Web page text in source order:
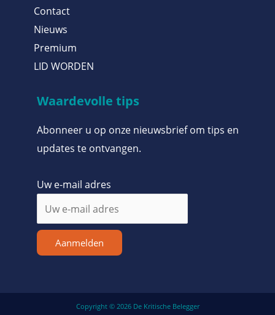
Contact
Nieuws
Premium
LID WORDEN
Waardevolle tips
Abonneer u op onze nieuwsbrief om tips en
updates te ontvangen.
Uw e-mail adres
Aanmelden
Copyright © 2026 De Kritische Belegger